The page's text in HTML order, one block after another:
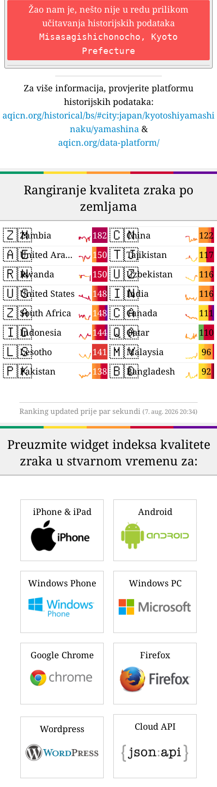
Žao nam je, nešto nije u redu prilikom
učitavanja historijskih podataka
Misasagishichonocho, Kyoto
Prefecture
Za više informacija, provjerite platformu
historijskih podataka:
aqicn.org/historical/bs/#city:japan/kyotoshiyamashi
naku/yamashina&
aqicn.org/data-platform/
Rangiranje kvaliteta zraka po
zemljama
🇿🇲 182
Zambia
🇦🇪 150
United Arab Emirates
🇷🇼 150
Rwanda
🇺🇸 148
United States
🇿🇦 148
South Africa
🇮🇩 144
Indonesia
🇱🇸 141
Lesotho
🇵🇰 138
Pakistan
🇨🇳 122
China
🇹🇯 117
Tajikistan
🇺🇿 116
Uzbekistan
🇮🇳 116
India
🇨🇦 111
Canada
🇶🇦 110
Qatar
🇲🇾 96
Malaysia
🇧🇩 92
Bangladesh
Ranking updated prije par sekundi (7. aug. 2026 20:34)
Preuzmite widget indeksa kvalitete
zraka u stvarnom vremenu za:
iPhone & iPad Android
Windows Phone Windows PC
Google Chrome Firefox
Wordpress Cloud API